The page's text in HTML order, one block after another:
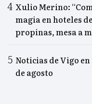
Xulio Merino:
magia en hoteles
propinas, mesa a
Noticias de Vigo
de agosto